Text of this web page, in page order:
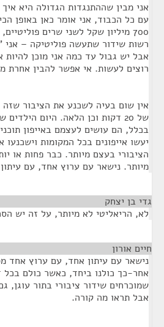
אני מבין שההתנגדות הגדולה היא
עם כל הכבוד, אני אומר כאן באופן
700 מיליון שקל לשני שרים
אבל יש גבול עד כמה אני מוכן
רוצים לעשות. אי אפשר להבין אחרת
אין שום בעיה לשכנע את הציבור שזה
של 20 דקות וכן הלאה. היום
בכלל, הם עושים לעצמם באייפון
יעשו אייפונים בכל המקומות
הציבורי בעצם מיותר. כבר פחות או
מיותר. נישאר עם ערוץ אחד, עם
גדי בן יצחק
לא, הריאליטי לא מיותר, על זה יש
חיים אורון
נישאר עם עיתון אחד, עם ערוץ אחד
אחר-כך כולנו ביחד, כאשר כולם בכל
שמוכרחים שידור ציבורי בתור עוגן,
אבל תראו מה קורה.